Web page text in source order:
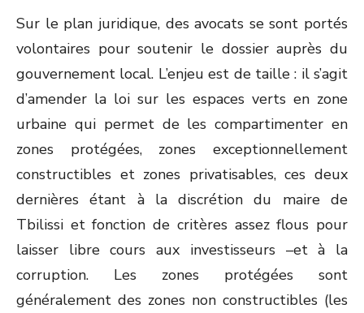
Sur le plan juridique, des avocats se sont portés
volontaires pour soutenir le dossier auprès du
gouvernement local. L’enjeu est de taille : il s’agit
d’amender la loi sur les espaces verts en zone
urbaine qui permet de les compartimenter en
zones protégées, zones exceptionnellement
constructibles et zones privatisables, ces deux
dernières étant à la discrétion du maire de
Tbilissi et fonction de critères assez flous pour
laisser libre cours aux investisseurs –et à la
corruption. Les zones protégées sont
généralement des zones non constructibles (les